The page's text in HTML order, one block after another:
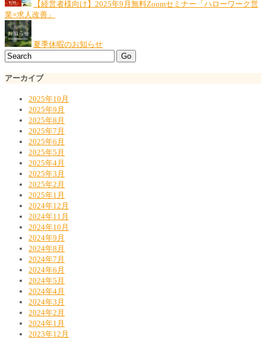
【経営者様向け】2025年9月無料Zoomセミナー「ハローワーク営
業×求人改善」
夏季休暇のお知らせ
アーカイブ
2025年10月
2025年9月
2025年8月
2025年7月
2025年6月
2025年5月
2025年4月
2025年3月
2025年2月
2025年1月
2024年12月
2024年11月
2024年10月
2024年9月
2024年8月
2024年7月
2024年6月
2024年5月
2024年4月
2024年3月
2024年2月
2024年1月
2023年12月